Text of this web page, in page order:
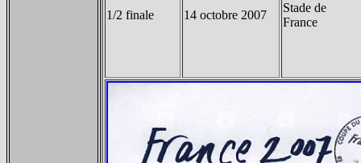
1/2 finale 14 octobre 2007
Stade de
France